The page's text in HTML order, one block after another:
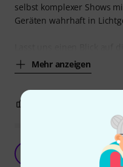
selbst komplexer Shows
Geräten wahrhaft in
Mehr anzeigen
erfüllte nicht